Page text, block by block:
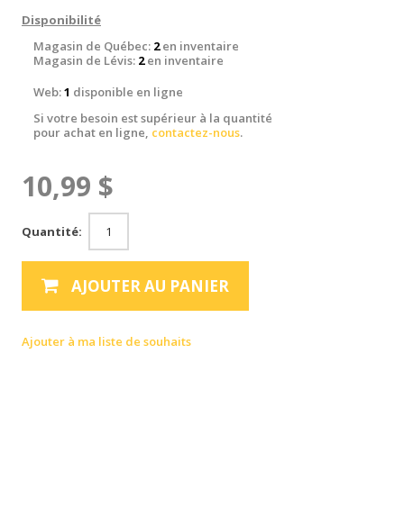
Disponibilité
Magasin de Québec: 2en inventaire
Magasin de Lévis: 2en inventaire
Web:1 disponible en ligne
Si votre besoin est supérieur à la quantité
pour achat en ligne, contactez-nous.
10,99 $
Quantité:
AJOUTER AU PANIER
Ajouter à ma liste de souhaits